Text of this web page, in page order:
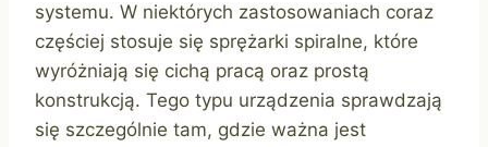
systemu. W niektórych zastosowaniach coraz
częściej stosuje się sprężarki spiralne, które
wyróżniają się cichą pracą oraz prostą
konstrukcją. Tego typu urządzenia sprawdzają
się szczególnie tam, gdzie ważna jest